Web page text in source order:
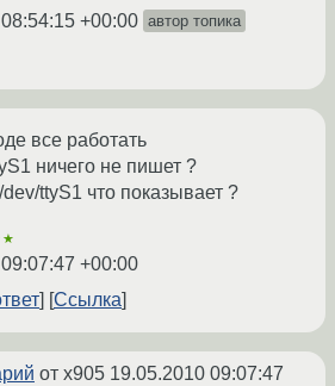
+00:00 автор топика
все работать
ничего не пишет ?
ttyS1 что показывает ?
+00:00
Ссылка
от x905 19.05.2010 09:07:47